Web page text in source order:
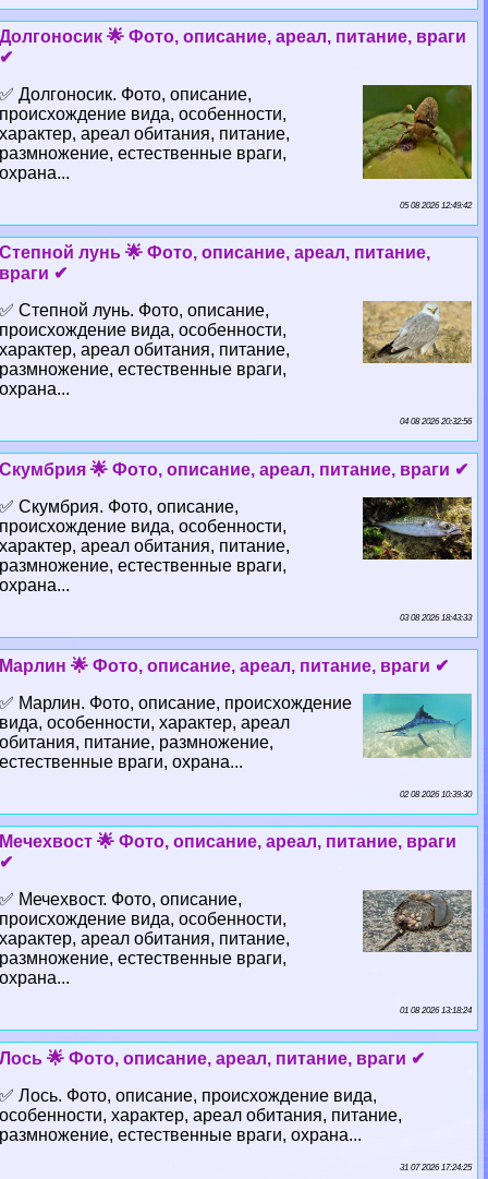
Долгоносик 🌟 Фото, описание, ареал, питание, враги
✔
✅ Долгоносик. Фото, описание,
происхождение вида, особенности,
хаpaктер, ареал обитания, питание,
размножение, естественные враги,
охрана...
05 08 2026 12:49:42
Степной лунь 🌟 Фото, описание, ареал, питание,
враги ✔
✅ Степной лунь. Фото, описание,
происхождение вида, особенности,
хаpaктер, ареал обитания, питание,
размножение, естественные враги,
охрана...
04 08 2026 20:32:56
Скумбрия 🌟 Фото, описание, ареал, питание, враги ✔
✅ Скумбрия. Фото, описание,
происхождение вида, особенности,
хаpaктер, ареал обитания, питание,
размножение, естественные враги,
охрана...
03 08 2026 18:43:33
Марлин 🌟 Фото, описание, ареал, питание, враги ✔
✅ Марлин. Фото, описание, происхождение
вида, особенности, хаpaктер, ареал
обитания, питание, размножение,
естественные враги, охрана...
02 08 2026 10:39:30
Мечехвост 🌟 Фото, описание, ареал, питание, враги
✔
✅ Мечехвост. Фото, описание,
происхождение вида, особенности,
хаpaктер, ареал обитания, питание,
размножение, естественные враги,
охрана...
01 08 2026 13:18:24
Лось 🌟 Фото, описание, ареал, питание, враги ✔
✅ Лось. Фото, описание, происхождение вида,
особенности, хаpaктер, ареал обитания, питание,
размножение, естественные враги, охрана...
31 07 2026 17:24:25